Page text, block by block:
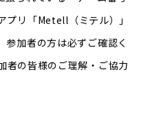
プリ「Metell（ミテル）」
参加者の方は必ずご確認く
者の皆様のご理解・ご協力